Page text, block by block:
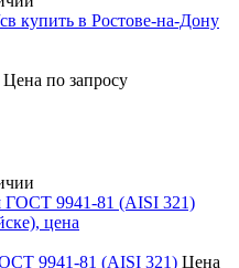
Цена по запросу
9941-81 (AISI 321) Цена